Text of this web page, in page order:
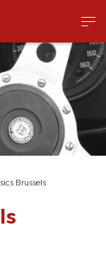
Brussels